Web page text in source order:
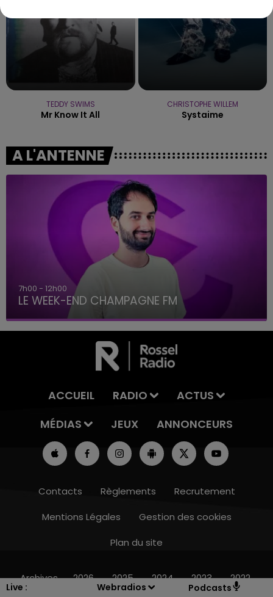
Live :
Webradios Podcasts
16h00 - 20h00
TEDDY SWIMS
Mr Know It All
CHRISTOPHE WILLEM
Systaime
A L'ANTENNE
7h00 - 12h00
LE WEEK-END CHAMPAGNE FM
ACCUEIL RADIO
ACTUS
MÉDIAS
JEUX ANNONCEURS
Contacts Règlements
Recrutement
Mentions Légales
Gestion des cookies
Plan du site
Archives 2026 2025 2024 2023 2022